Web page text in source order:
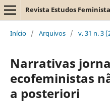
Revista Estudos
Início / Arquivos / v. 31 n. 3
Narrativas
ecofeministas
a posteriori